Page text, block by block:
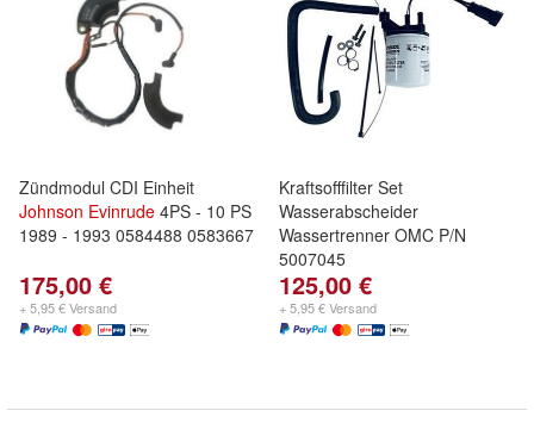
Zündmodul CDI Einheit
Johnson Evinrude 4PS - 10 PS
1989 - 1993 0584488 0583667
175,00 €
+ 5,95 € Versand
Kraftsofffilter Set
Wasserabscheider
Wassertrenner OMC P/N
5007045
125,00 €
+ 5,95 € Versand